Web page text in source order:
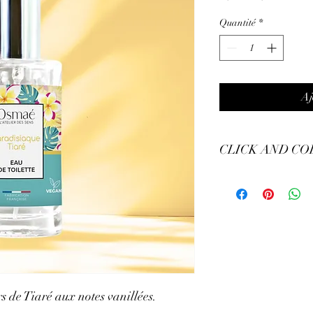
Tiaré aux notes vanillées.
Quantité *
CLICK AND
9h à 15h, mardi, jeudi